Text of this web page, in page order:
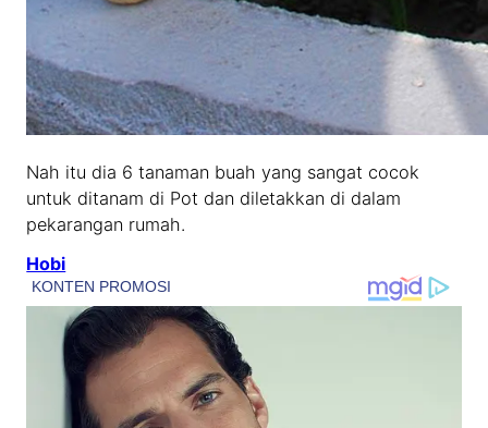
Nah itu dia 6 tanaman buah yang sangat cocok
untuk ditanam di Pot dan diletakkan di dalam
pekarangan rumah.
Hobi